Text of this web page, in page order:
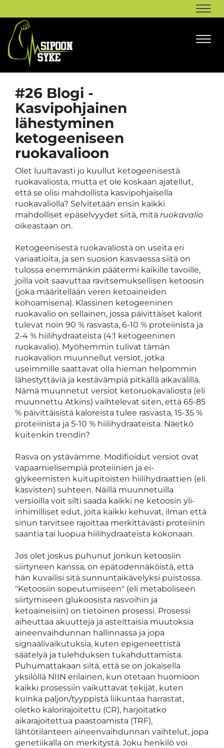
#26 Blogi -
Kasvipohjainen
lähestyminen
ketogeeniseen
ruokavalioon
Olet luultavasti jo kuullut ketogeenisestä
ruokavaliosta, mutta et ole koskaan ajatellut,
että se olisi mahdollista kasvipohjaisella
ruokavaliolla? Selvitetään ensin kaikki
mahdolliset epäselvyydet siitä, mitä ruokavalio
oikeastaan on.
Ketogeenisestä ruokavaliosta on useita eri
variaatioita, ja sen suosion kasvaessa siitä on
tulossa enemmänkin päätermi kaikille tavoille,
joilla voit saavuttaa ravitsemuksellisen ketoosin
(joka määritellään veren ketoaineiden
kohoamisena). Klassinen ketogeeninen
ruokavalio on sellainen, jossa päivittäiset kalorit
tulevat noin 90 % rasvasta, 6-10 % proteiinista ja
2-4 % hiilihydraateista (4:1 ketogeeninen
ruokavalio). Myöhemmin tulivat tämän
ruokavalion muunnellut versiot, jotka
useimmille saattavat olla hieman helpommin
lähestyttäviä ja kestävämpiä pitkällä aikavälillä.
Nämä muunnetut versiot ketoruokavaliosta (eli
muunnettu Atkins) vaihtelevat siten, että 65-85
% päivittäisistä kaloreista tulee rasvasta, 15-35 %
proteiinista ja 5-10 % hiilihydraateista. Näetkö
kuitenkin trendin?
Rasva on ystävämme. Modifioidut versiot ovat
vapaamielisempiä proteiinien ja ei-
glykeemisten kuitupitoisten hiilihydraattien (eli
kasvisten) suhteen. Näillä muunnetuilla
versioilla voit silti saada kaikki ne ketoosin yli-
inhimilliset edut, joita kaikki kehuvat, ilman että
sinun tarvitsee rajoittaa merkittävästi proteiinin
saantia tai luopua hiilihydraateista kokonaan.
Jos olet joskus puhunut jonkun ketoosiin
siirtyneen kanssa, on epätodennäköistä, että
hän kuvailisi sitä sunnuntaikävelyksi puistossa.
"Ketoosiin sopeutumiseen" (eli metaboliseen
siirtymiseen glukoosista rasvoihin ja
ketoaineisiin) on tietoinen prosessi. Prosessi
aiheuttaa akuutteja ja asteittaisia muutoksia
aineenvaihdunnan hallinnassa ja jopa
signaalivaikutuksia, kuten epigeneettistä
säätelyä ja tulehduksen tukahduttamista.
Puhumattakaan siitä, että se on jokaisella
yksilöllä NIIN erilainen, kun otetaan huomioon
kaikki prosessiin vaikuttavat tekijät, kuten
kuinka paljon/tyyppistä liikuntaa harrastat,
oletko kalorirajoitettu (CR), harjoitatko
aikarajoitettua paastoamista (TRF),
lähtötilanteen aineenvaihdunnan vaihtelut, jopa
genetiikalla on merkitystä. Joku henkilö voi